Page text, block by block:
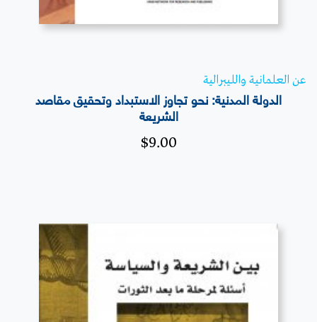
عن العلمانية والليبرالية
الدولة المدنية: نحو تجاوز الاستبداد وتحقيق مقاصد
الشريعة
$9.00